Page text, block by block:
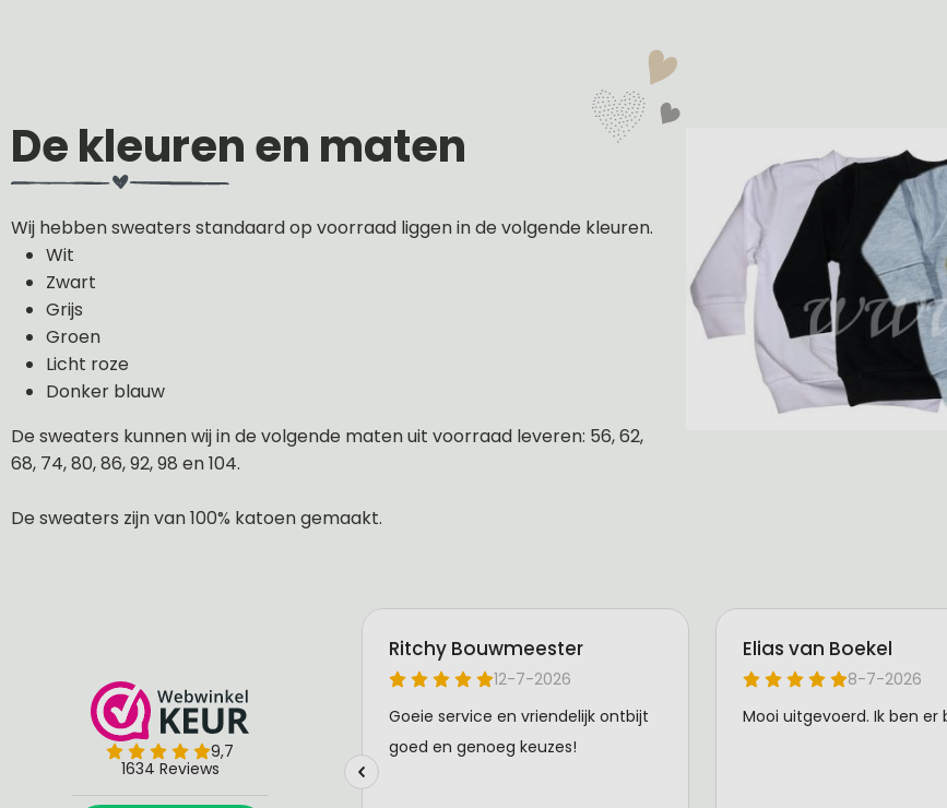
De kleuren en maten
Wij hebben sweaters standaard op voorraad liggen in de volgende kleuren.
Wit
Zwart
Grijs
Groen
Licht roze
Donker blauw
De sweaters kunnen wij in de volgende maten uit voorraad leveren: 56, 62,
68, 74, 80, 86, 92, 98 en 104.
De sweaters zijn van 100% katoen gemaakt.